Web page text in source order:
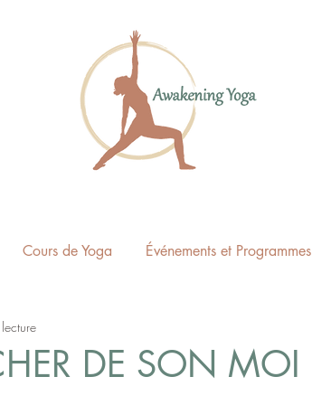
Cours de Yoga Événements et Programmes
DE SON MOI